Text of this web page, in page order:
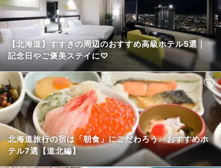
【北海道】すすきの周辺のおすすめ高級ホテル5選｜
記念日やご褒美ステイに♡
北海道旅行の宿は「朝食」にこだわろう♩おすすめホ
テル7選【道北編】